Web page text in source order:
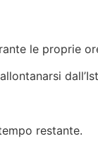
le proprie
restante.